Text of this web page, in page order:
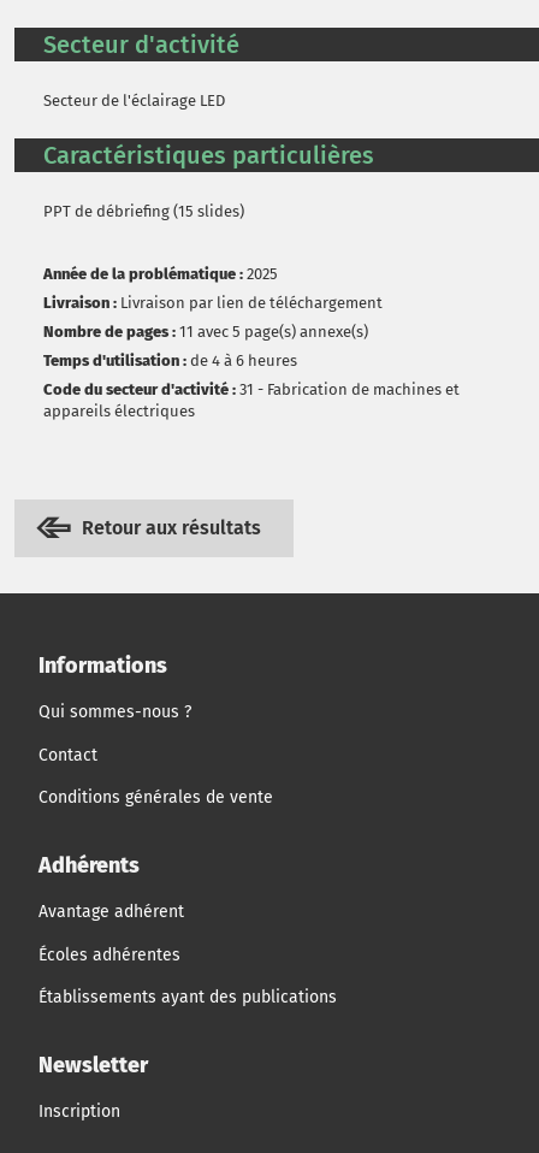
Secteur d'activité
Secteur de l'éclairage LED
Caractéristiques particulières
PPT de débriefing (15 slides)
Année de la problématique : 2025
Livraison : Livraison par lien de téléchargement
Nombre de pages : 11 avec 5 page(s) annexe(s)
Temps d'utilisation : de 4 à 6 heures
Code du secteur d'activité : 31 - Fabrication de machines et
appareils électriques
Retour aux résultats
Informations
Qui sommes-nous ?
Contact
Conditions générales de vente
Adhérents
Avantage adhérent
Écoles adhérentes
Établissements ayant des publications
Newsletter
Inscription